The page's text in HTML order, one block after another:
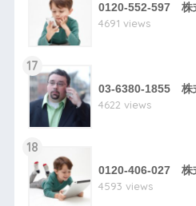
0120-552-597 株
4691 views
17
03-6380-1855 株
4622 views
18
0120-406-027 株
4593 views